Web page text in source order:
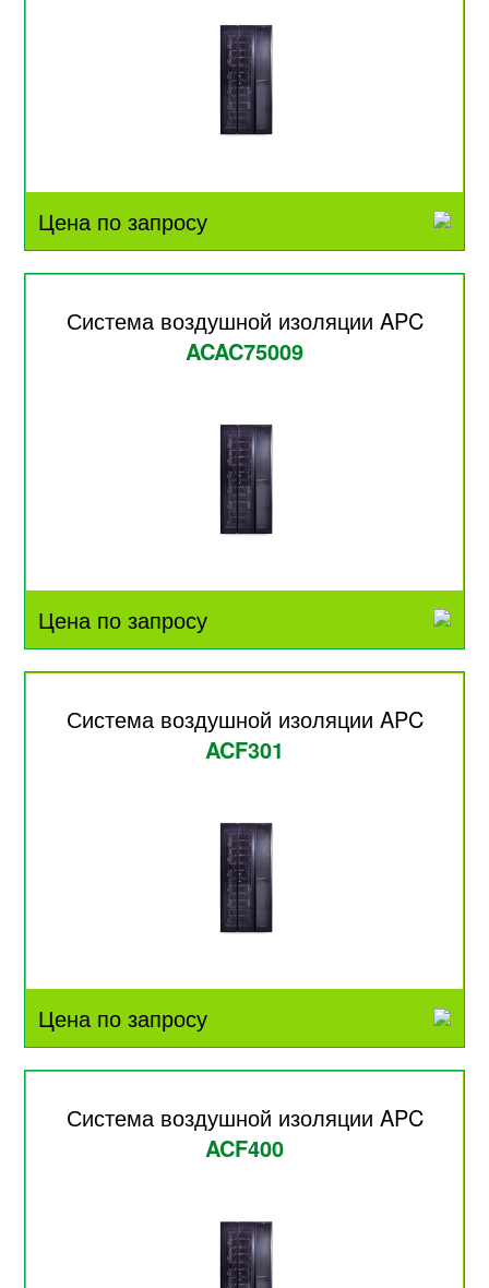
Цена по запросу
Система воздушной изоляции APC
ACAC75009
Цена по запросу
Система воздушной изоляции APC
ACF301
Цена по запросу
Система воздушной изоляции APC
ACF400